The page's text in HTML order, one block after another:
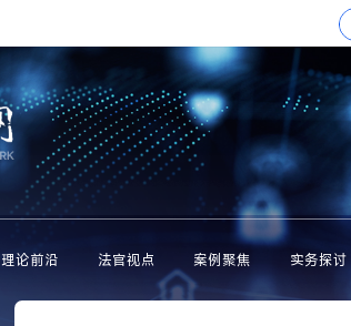
理论前沿 法官视点 案例聚焦 实务探讨